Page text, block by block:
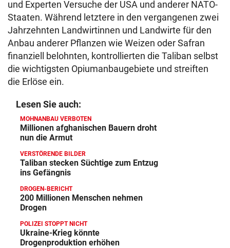
und Experten Versuche der USA und anderer NATO-
Staaten. Während letztere in den vergangenen zwei
Jahrzehnten Landwirtinnen und Landwirte für den
Anbau anderer Pflanzen wie Weizen oder Safran
finanziell belohnten, kontrollierten die Taliban selbst
die wichtigsten Opiumanbaugebiete und streiften
die Erlöse ein.
Lesen Sie auch:
MOHNANBAU VERBOTEN
Millionen afghanischen Bauern droht
nun die Armut
VERSTÖRENDE BILDER
Taliban stecken Süchtige zum Entzug
ins Gefängnis
DROGEN-BERICHT
200 Millionen Menschen nehmen
Drogen
POLIZEI STOPPT NICHT
Ukraine-Krieg könnte
Drogenproduktion erhöhen